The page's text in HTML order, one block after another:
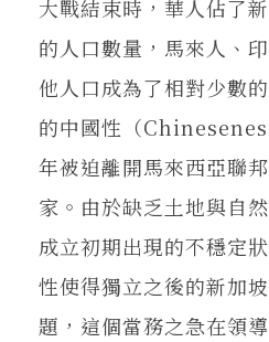
大戰結束時，華人佔了
的人口數量，馬來人、
他人口成為了相對少數
的中國性（
年被迫離開馬來西亞聯
家。由於缺乏土地與自
成立初期出現的不穩定
性使得獨立之後的新加
題，這個當務之急在領